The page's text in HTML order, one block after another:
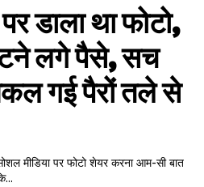
डाला था फोटो,
लगे पैसे, सच
गई पैरों तले से
मीडिया पर फोटो शेयर करना आम-सी बात